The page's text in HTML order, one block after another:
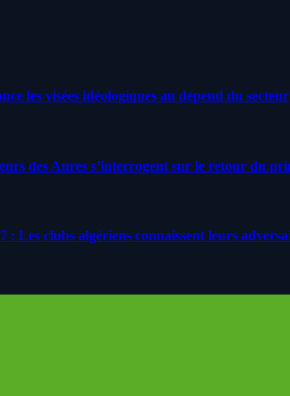
les visées idéologiques au dépend du secteur
des Aures s’interrogent sur le retour du
: Les clubs algériens connaissent leurs